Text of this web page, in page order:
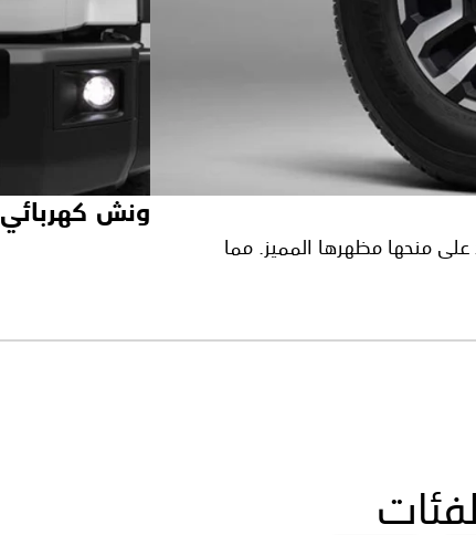
الأسود على منحها مظهرها المميز. مما
ونش كهربائي